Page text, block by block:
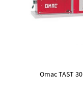
Omac TAST 30